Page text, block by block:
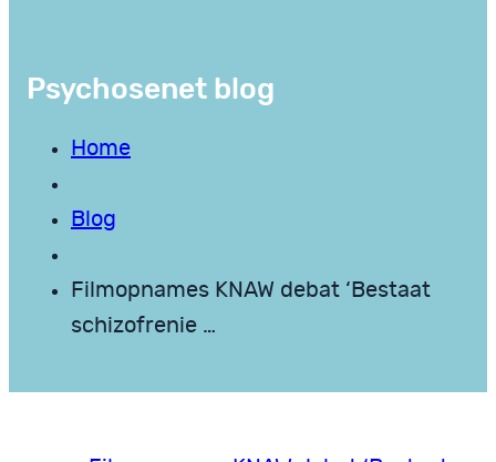
Psychosenet blog
Home
Blog
Filmopnames KNAW debat ‘Bestaat
schizofrenie …